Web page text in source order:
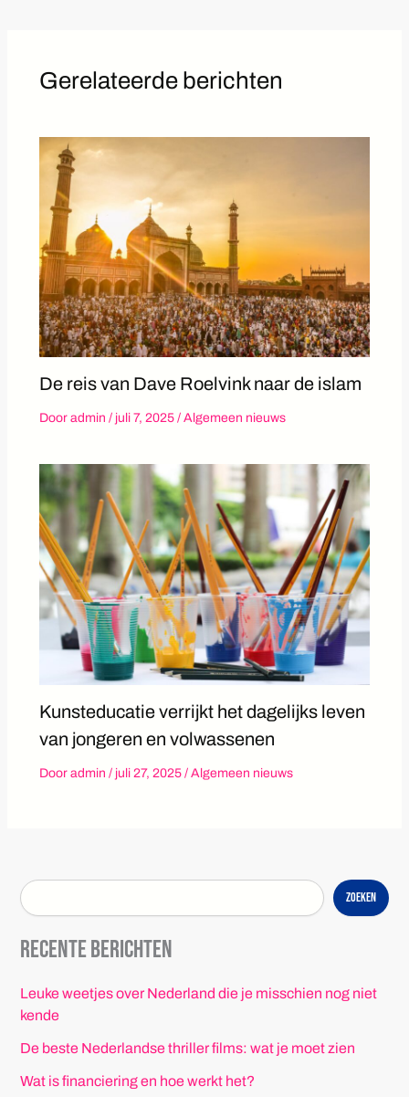
Gerelateerde berichten
De reis van Dave Roelvink naar de islam
Door admin / juli 7, 2025 / Algemeen nieuws
Kunsteducatie verrijkt het dagelijks leven
van jongeren en volwassenen
Door admin / juli 27, 2025 / Algemeen nieuws
Zoeken
Recente berichten
Leuke weetjes over Nederland die je misschien nog niet
kende
De beste Nederlandse thriller films: wat je moet zien
Wat is financiering en hoe werkt het?